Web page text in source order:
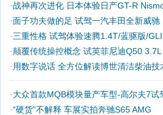
·战神再次进化 日本体验日产GT-R
·面子功夫做的足 试驾一汽丰田全新威驰
· 三重性格 试驾体验速腾1.4T/蓝驱版/GLI
·颠覆传统操控概念 试英菲尼迪Q50 3.7L
· 用数字说话 全方位解读博世清洁柴油技
· 大众首款MQB模块量产车型-高尔夫7试
·“硬货”不解释 车展实拍奔驰S65 AMG